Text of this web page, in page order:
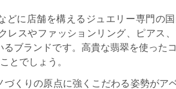
どに店舗を構えるジュエリー専門の
レスやファッションリング、ピアス、
ブランドです。高貴な翡翠を使った
とでしょう。
くりの原点に強くこだわる姿勢がア